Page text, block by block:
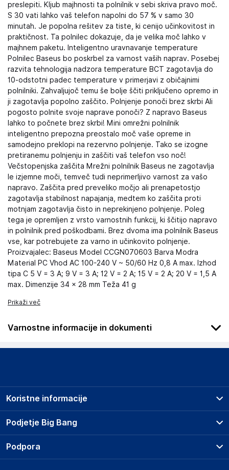
preslepiti. Kljub majhnosti ta polnilnik v sebi skriva pravo moč.
S 30 vati lahko vaš telefon napolni do 57 % v samo 30
minutah. Je popolna rešitev za tiste, ki cenijo učinkovitost in
praktičnost. Ta polnilec dokazuje, da je velika moč lahko v
majhnem paketu. Inteligentno uravnavanje temperature
Polnilec Baseus bo poskrbel za varnost vaših naprav. Posebej
razvita tehnologija nadzora temperature BCT zagotavlja do
10-odstotni padec temperature v primerjavi z običajnimi
polnilniki. Zahvaljujoč temu še bolje ščiti priključeno opremo in
ji zagotavlja popolno zaščito. Polnjenje ponoči brez skrbi Ali
pogosto polnite svoje naprave ponoči? Z napravo Baseus
lahko to počnete brez skrbi! Mini omrežni polnilnik
inteligentno prepozna preostalo moč vaše opreme in
samodejno preklopi na rezervno polnjenje. Tako se izogne
pretiranemu polnjenju in zaščiti vaš telefon vso noč!
Večstopenjska zaščita Mrežni polnilnik Baseus ne zagotavlja
le izjemne moči, temveč tudi neprimerljivo varnost za vašo
napravo. Zaščita pred preveliko močjo ali prenapetostjo
zagotavlja stabilnost napajanja, medtem ko zaščita proti
motnjam zagotavlja čisto in neprekinjeno polnjenje. Poleg
tega je opremljen z vrsto varnostnih funkcij, ki ščitijo napravo
in polnilnik pred poškodbami. Brez dvoma ima polnilnik Baseus
vse, kar potrebujete za varno in učinkovito polnjenje.
Proizvajalec: Baseus Model CCGN070603 Barva Modra
Material PC Vhod AC 100-240 V ~ 50/60 Hz 0,8 A max. Izhod
tipa C 5 V = 3 A; 9 V = 3 A; 12 V = 2 A; 15 V = 2 A; 20 V = 1,5 A
max. Dimenzije 34 × 28 mm Teža 41 g
Prikaži več
Varnostne informacije in dokumenti
Podatki o proizvajalcu
ShenZhen Baseus Technology CO.,LTD
CN
Podjetje Big Bang
O podjetju
Koristne informacije
Prodajna mesta
Storitve
Dostava, vnos in odvoz
Podpora